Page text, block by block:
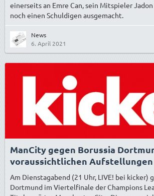
einerseits an Emre Can, sein Mitspieler
noch einen Schuldigen ausgemacht.
News
6. April 2021
ManCity gegen Borussia
voraussichtlichen Aufstellungen
Am Dienstagabend (21 Uhr, LIVE! bei kicker)
Dortmund im Viertelfinale der Champions